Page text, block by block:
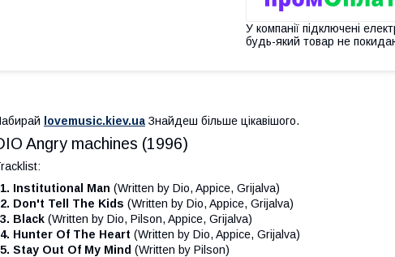
У компанії підключені
будь-який товар не
lovemusic.kiev.ua Знайдеш більше цікавішого.
Angry machines (1996)
Institutional Man (Written by Dio, Appice, Grijalva)
Don't Tell The Kids (Written by Dio, Appice, Grijalva)
Black (Written by Dio, Pilson, Appice, Grijalva)
Hunter Of The Heart (Written by Dio, Appice, Grijalva)
Stay Out Of My Mind (Written by Pilson)